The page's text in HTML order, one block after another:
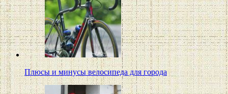
Плюсы и минусы велосипеда для города